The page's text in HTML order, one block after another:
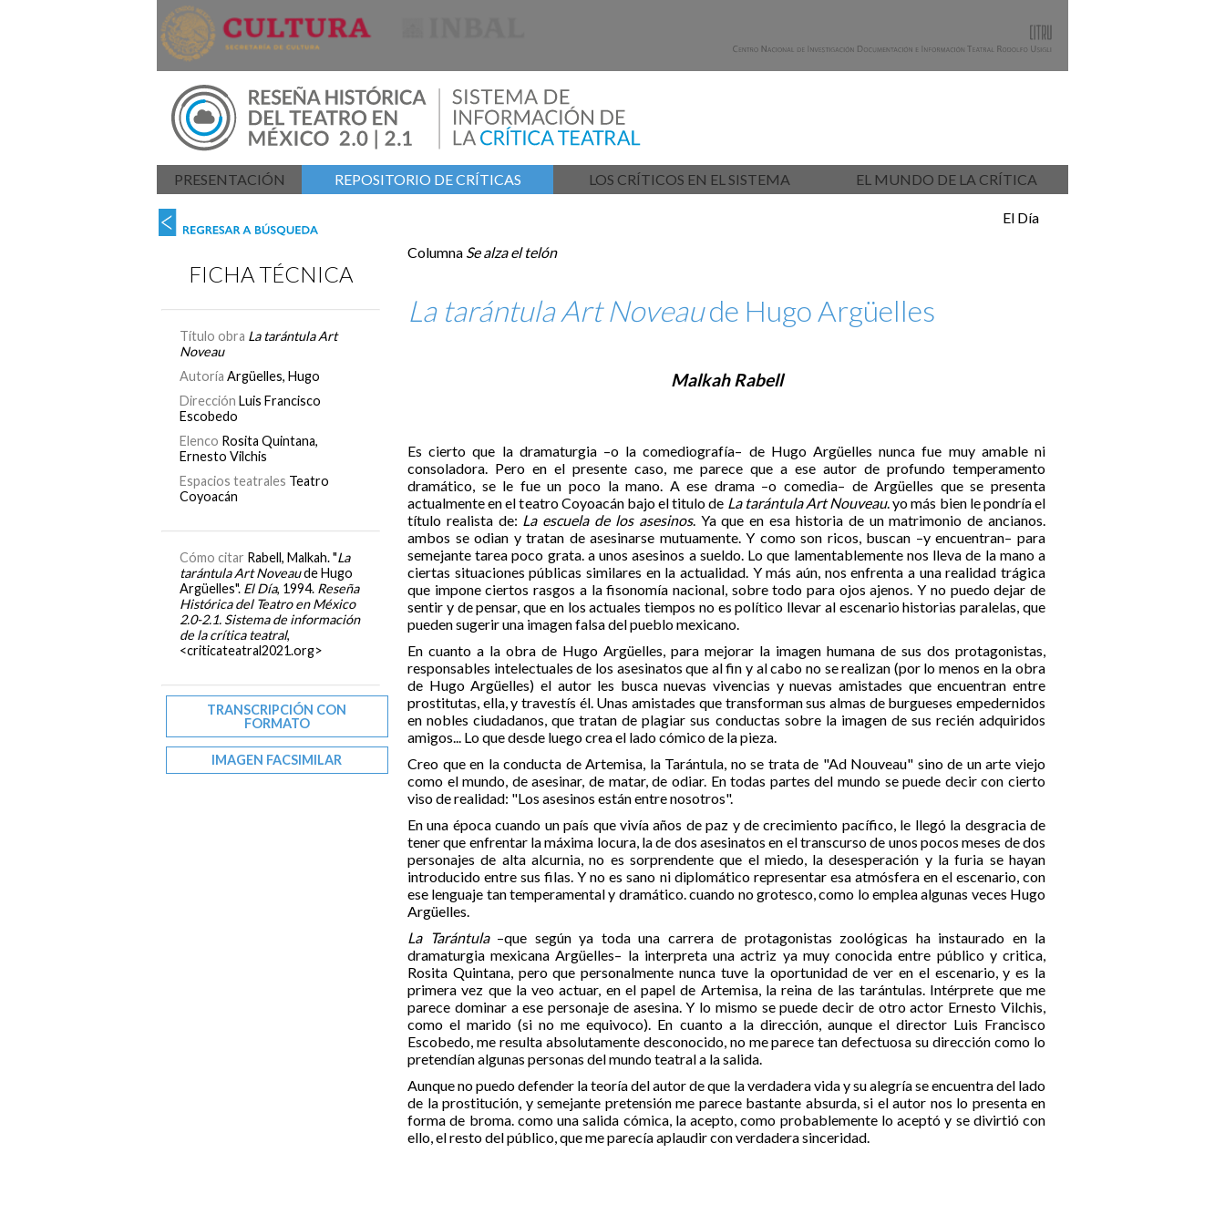
PRESENTACIÓN REPOSITORIO DE CRÍTICAS LOS CRÍTICOS EN EL SISTEMA EL MUNDO DE LA CRÍTICA
FICHA TÉCNICA
Título obra La tarántula Art
Noveau
Autoría Argüelles, Hugo
Dirección Luis Francisco
Escobedo
Elenco Rosita Quintana,
Ernesto Vilchis
Espacios teatrales Teatro
Coyoacán
Cómo citar Rabell, Malkah. "La
tarántula Art Noveaude Hugo
Argüelles". El Día, 1994. Reseña
Histórica del Teatro en México
2.0-2.1. Sistema de información
de la crítica teatral,
<criticateatral2021.org>
TRANSCRIPCIÓN CON
FORMATO
IMAGEN FACSIMILAR
El Día
Columna Se alza el telón
La tarántula Art Noveaude Hugo Argüelles
Malkah Rabell
Es cierto que la dramaturgia –o la comediografía– de Hugo Argüelles nunca fue muy amable ni
consoladora. Pero en el presente caso, me parece que a ese autor de profundo temperamento
dramático, se le fue un poco la mano. A ese drama –o comedia– de Argüelles que se presenta
actualmente en el teatro Coyoacán bajo el titulo de La tarántula Art Nouveau. yo más bien le pondría el
título realista de: La escuela de los asesinos. Ya que en esa historia de un matrimonio de ancianos.
ambos se odian y tratan de asesinarse mutuamente. Y como son ricos, buscan –y encuentran– para
semejante tarea poco grata. a unos asesinos a sueldo. Lo que lamentablemente nos lleva de la mano a
ciertas situaciones públicas similares en la actualidad. Y más aún, nos enfrenta a una realidad trágica
que impone ciertos rasgos a la fisonomía nacional, sobre todo para ojos ajenos. Y no puedo dejar de
sentir y de pensar, que en los actuales tiempos no es político llevar al escenario historias paralelas, que
pueden sugerir una imagen falsa del pueblo mexicano.
En cuanto a la obra de Hugo Argüelles, para mejorar la imagen humana de sus dos protagonistas,
responsables intelectuales de los asesinatos que al fin y al cabo no se realizan (por lo menos en la obra
de Hugo Argüelles) el autor les busca nuevas vivencias y nuevas amistades que encuentran entre
prostitutas, ella, y travestís él. Unas amistades que transforman sus almas de burgueses empedernidos
en nobles ciudadanos, que tratan de plagiar sus conductas sobre la imagen de sus recién adquiridos
amigos... Lo que desde luego crea el lado cómico de la pieza.
Creo que en la conducta de Artemisa, la Tarántula, no se trata de "Ad Nouveau" sino de un arte viejo
como el mundo, de asesinar, de matar, de odiar. En todas partes del mundo se puede decir con cierto
viso de realidad: "Los asesinos están entre nosotros".
En una época cuando un país que vivía años de paz y de crecimiento pacífico, le llegó la desgracia de
tener que enfrentar la máxima locura, la de dos asesinatos en el transcurso de unos pocos meses de dos
personajes de alta alcurnia, no es sorprendente que el miedo, la desesperación y la furia se hayan
introducido entre sus filas. Y no es sano ni diplomático representar esa atmósfera en el escenario, con
ese lenguaje tan temperamental y dramático. cuando no grotesco, como lo emplea algunas veces Hugo
Argüelles.
La Tarántula–que según ya toda una carrera de protagonistas zoológicas ha instaurado en la
dramaturgia mexicana Argüelles– la interpreta una actriz ya muy conocida entre público y critica,
Rosita Quintana, pero que personalmente nunca tuve la oportunidad de ver en el escenario, y es la
primera vez que la veo actuar, en el papel de Artemisa, la reina de las tarántulas. Intérprete que me
parece dominar a ese personaje de asesina. Y lo mismo se puede decir de otro actor Ernesto Vilchis,
como el marido (si no me equivoco). En cuanto a la dirección, aunque el director Luis Francisco
Escobedo, me resulta absolutamente desconocido, no me parece tan defectuosa su dirección como lo
pretendían algunas personas del mundo teatral a la salida.
Aunque no puedo defender la teoría del autor de que la verdadera vida y su alegría se encuentra del lado
de la prostitución, y semejante pretensión me parece bastante absurda, si el autor nos lo presenta en
forma de broma. como una salida cómica, la acepto, como probablemente lo aceptó y se divirtió con
ello, el resto del público, que me parecía aplaudir con verdadera sinceridad.